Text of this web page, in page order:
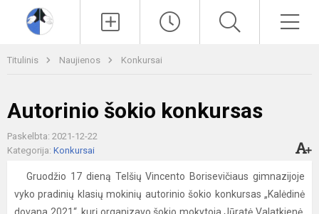
Titulinis Naujienos Konkursai
Autorinio šokio konkursas
Paskelbta: 2021-12-22
Kategorija: Konkursai
Gruodžio 17 dieną Telšių Vincento Borisevičiaus gimnazijoje
vyko pradinių klasių mokinių autorinio šokio konkursas „Kalėdinė